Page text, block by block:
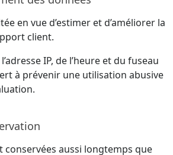
en vue d’estimer et d’améliorer la
client.
IP, de l’heure et du fuseau
à prévenir une utilisation abusive
conservées aussi longtemps que